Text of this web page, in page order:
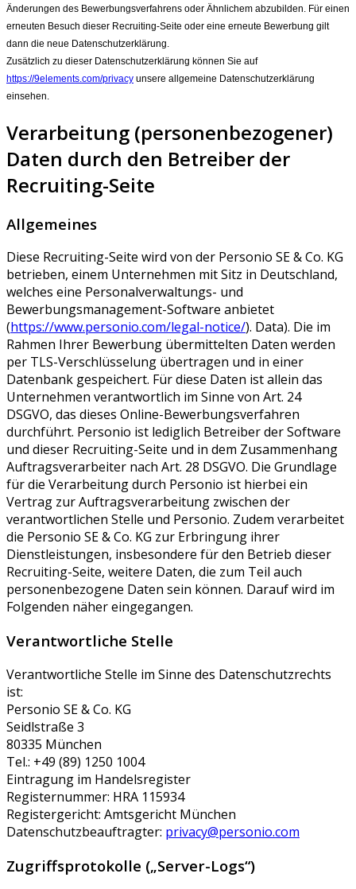
Änderungen des Bewerbungsverfahrens oder Ähnlichem abzubilden. Für einen
erneuten Besuch dieser Recruiting-Seite oder eine erneute Bewerbung gilt
dann die neue Datenschutzerklärung.
Zusätzlich zu dieser Datenschutzerklärung können Sie auf
https://9elements.com/privacy unsere allgemeine Datenschutzerklärung
einsehen.
Verarbeitung (personenbezogener)
Daten durch den Betreiber der
Recruiting-Seite
Allgemeines
Diese Recruiting-Seite wird von der Personio SE & Co. KG
betrieben, einem Unternehmen mit Sitz in Deutschland,
welches eine Personalverwaltungs- und
Bewerbungsmanagement-Software anbietet
(https://www.personio.com/legal-notice/). Data). Die im
Rahmen Ihrer Bewerbung übermittelten Daten werden
per TLS-Verschlüsselung übertragen und in einer
Datenbank gespeichert. Für diese Daten ist allein das
Unternehmen verantwortlich im Sinne von Art. 24
DSGVO, das dieses Online-Bewerbungsverfahren
durchführt. Personio ist lediglich Betreiber der Software
und dieser Recruiting-Seite und in dem Zusammenhang
Auftragsverarbeiter nach Art. 28 DSGVO. Die Grundlage
für die Verarbeitung durch Personio ist hierbei ein
Vertrag zur Auftragsverarbeitung zwischen der
verantwortlichen Stelle und Personio. Zudem verarbeitet
die Personio SE & Co. KG zur Erbringung ihrer
Dienstleistungen, insbesondere für den Betrieb dieser
Recruiting-Seite, weitere Daten, die zum Teil auch
personenbezogene Daten sein können. Darauf wird im
Folgenden näher eingegangen.
Verantwortliche Stelle
Verantwortliche Stelle im Sinne des Datenschutzrechts
ist:
Personio SE & Co. KG
Seidlstraße 3
80335 München
Tel.: +49 (89) 1250 1004
Eintragung im Handelsregister
Registernummer: HRA 115934
Registergericht: Amtsgericht München
Datenschutzbeauftragter: privacy@personio.com
Zugriffsprotokolle („Server-Logs“)